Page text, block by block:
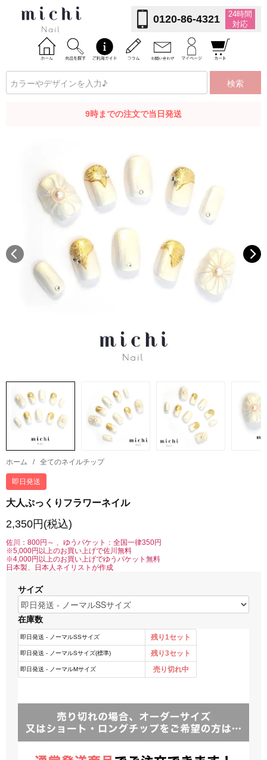
0120-86-4321
24時間
対応
検索
9時までの注文で当日発送
ホーム / 全てのネイルチップ
即日発送
大人ぷっくりフラワーネイル
2,350円(税込)
佐川：800円～ 、ゆうパケット：全国一律350円
※5,000円以上のお買い上げで佐川無料
※4,000円以上のお買い上げでゆうパケット無料
日本製、日本人ネイリストが作成
サイズ
在庫数